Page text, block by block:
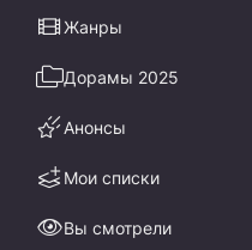
Жанры
Дорамы 2025
Анонсы
Мои списки
Вы смотрели